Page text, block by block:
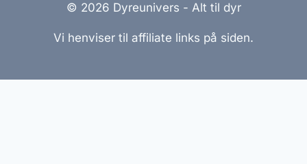
© 2026 Dyreunivers - Alt til dyr
Vi henviser til affiliate links på siden.